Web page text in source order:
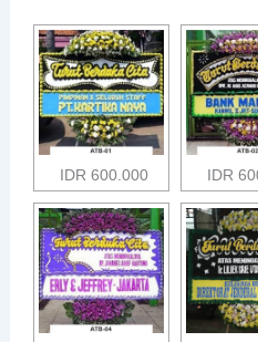
IDR 600.000 IDR